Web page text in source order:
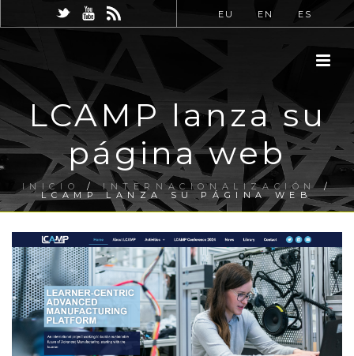
EU EN ES
LCAMP lanza su
página web
INICIO /INTERNACIONALIZACIÓN/
LCAMP LANZA SU PÁGINA WEB